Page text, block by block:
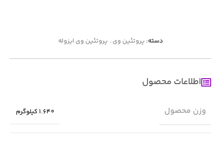
دسته: پروتئین وی , پروتئین وی ایزوله
اطلاعات محصول
وزن محصول 1.640 کیلوگرم